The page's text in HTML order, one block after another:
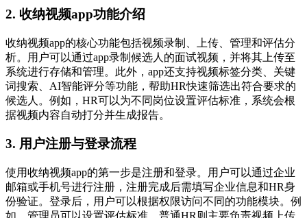
2. 收纳视频app功能介绍
收纳视频app的核心功能包括视频录制、上传、管理和评估分
析。用户可以通过app录制候选人的面试视频，并将其上传至
系统进行存储和管理。此外，app还支持视频标签分类、关键
词搜索、AI智能评分等功能，帮助HR快速筛选出符合要求的
候选人。例如，HR可以为不同岗位设置评估标准，系统会根
据视频内容自动打分并生成报告。
3. 用户注册与登录流程
使用收纳视频app的第一步是注册和登录。用户可以通过企业
邮箱或手机号进行注册，注册完成后需填写企业信息和HR身
份验证。登录后，用户可以根据权限访问不同的功能模块。例